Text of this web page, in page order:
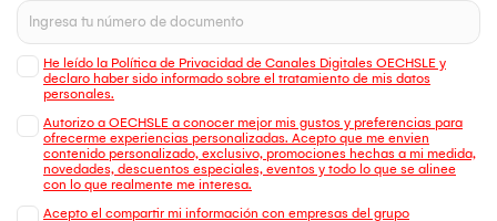
He leído la Política de Privacidad de Canales Digitales OECHSLE y
declaro haber sido informado sobre el tratamiento de mis datos
personales.
Autorizo a OECHSLE a conocer mejor mis gustos y preferencias para
ofrecerme experiencias personalizadas. Acepto que me envien
contenido personalizado, exclusivo, promociones hechas a mi medida,
novedades, descuentos especiales, eventos y todo lo que se alinee
con lo que realmente me interesa.
Acepto el compartir mi información con empresas del grupo